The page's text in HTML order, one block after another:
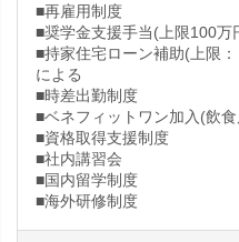
■再雇用制度
■奨学金支援手当(上限100万
■持家住宅ローン補助(上限
による
■時差出勤制度
■ベネフィットワン加入(飲
■資格取得支援制度
■社内講習会
■国内留学制度
■海外研修制度